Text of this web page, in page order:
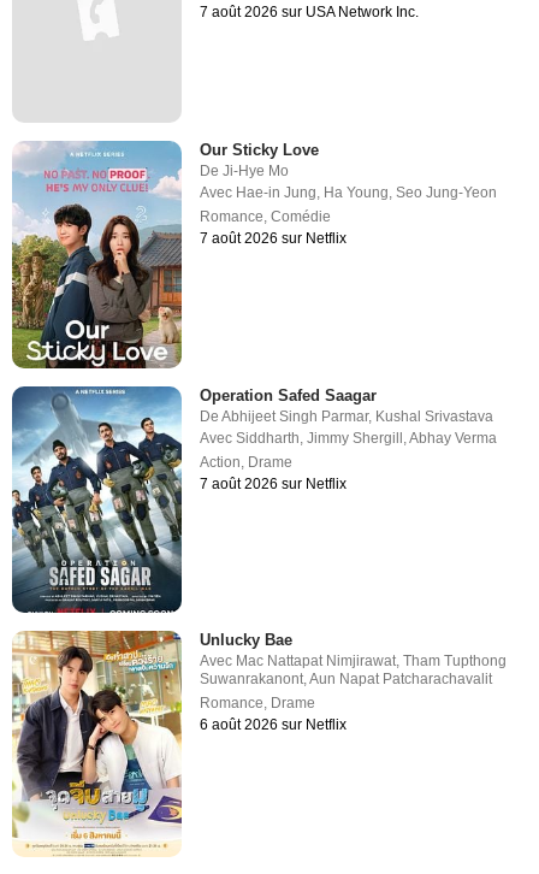
7 août 2026 sur USA Network Inc.
Our Sticky Love
DeJi-Hye Mo
Avec Hae-in Jung, Ha Young,Seo Jung-Yeon
Romance,Comédie
7 août 2026 sur Netflix
Operation Safed Saagar
DeAbhijeet Singh Parmar, Kushal Srivastava
AvecSiddharth ,Jimmy Shergill ,Abhay Verma
Action Drame
7 août 2026 sur Netflix
Unlucky Bae
Avec Mac Nattapat Nimjirawat,Tham Tupthong
Suwanrakanont,Aun Napat Patcharachavalit
Romance, Drame
6 août 2026 sur Netflix